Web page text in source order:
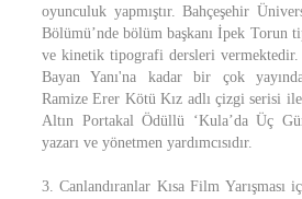
oyunculuk yapmıştır. Bahçeşehir
Bölümü’nde bölüm başkanı İpek Torun
ve kinetik tipografi dersleri vermektedir.
Bayan Yanı'na kadar bir çok
Ramize Erer Kötü Kız adlı çizgi serisi
Altın Portakal Ödüllü ‘Kula’da Üç
yazarı ve yönetmen yardımcısıdır.
3. Canlandıranlar Kısa Film Yarışması